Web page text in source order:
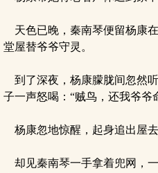
天色已晚，秦南琴便留杨康
堂屋替爷爷守灵。
到了深夜，杨康朦胧间忽然
子一声怒喝：“贼鸟，还我爷爷
杨康忽地惊醒，起身追出屋去
却见秦南琴一手拿着兜网，